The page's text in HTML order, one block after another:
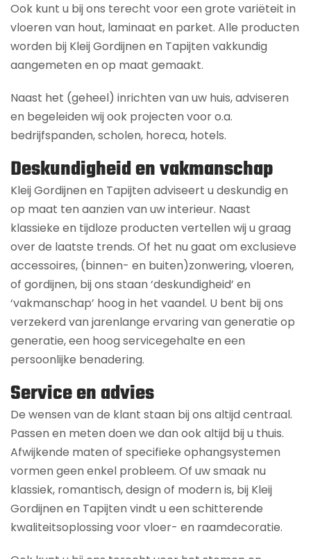
Ook kunt u bij ons terecht voor een grote variëteit in
vloeren van hout, laminaat en parket. Alle producten
worden bij Kleij Gordijnen en Tapijten vakkundig
aangemeten en op maat gemaakt.
Naast het (geheel) inrichten van uw huis, adviseren
en begeleiden wij ook projecten voor o.a.
bedrijfspanden, scholen, horeca, hotels.
Deskundigheid en vakmanschap
Kleij Gordijnen en Tapijten adviseert u deskundig en
op maat ten aanzien van uw interieur. Naast
klassieke en tijdloze producten vertellen wij u graag
over de laatste trends. Of het nu gaat om exclusieve
accessoires, (binnen- en buiten)zonwering, vloeren,
of gordijnen, bij ons staan ‘deskundigheid’ en
‘vakmanschap’ hoog in het vaandel. U bent bij ons
verzekerd van jarenlange ervaring van generatie op
generatie, een hoog servicegehalte en een
persoonlijke benadering.
Service en advies
De wensen van de klant staan bij ons altijd centraal.
Passen en meten doen we dan ook altijd bij u thuis.
Afwijkende maten of specifieke ophangsystemen
vormen geen enkel probleem. Of uw smaak nu
klassiek, romantisch, design of modern is, bij Kleij
Gordijnen en Tapijten vindt u een schitterende
kwaliteitsoplossing voor vloer- en raamdecoratie.